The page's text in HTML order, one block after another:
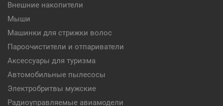
Внешние накопители
Мыши
Машинки для стрижки волос
Пароочистители и отпариватели
Аксессуары для туризма
Автомобильные пылесосы
Электробритвы мужские
Радиоуправляемые авиамодели